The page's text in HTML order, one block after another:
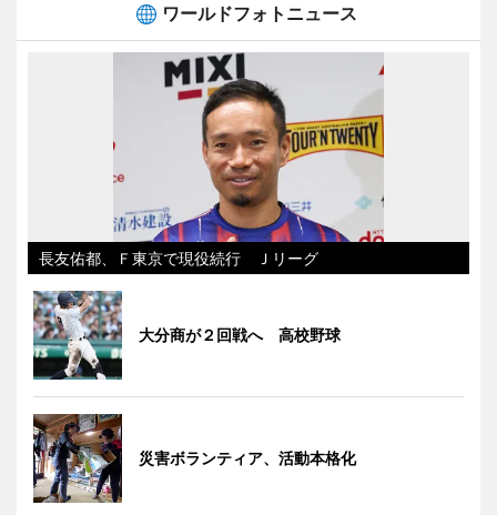
ワールドフォトニュース
長友佑都、Ｆ東京で現役続行 Ｊリーグ
大分商が２回戦へ 高校野球
災害ボランティア、活動本格化